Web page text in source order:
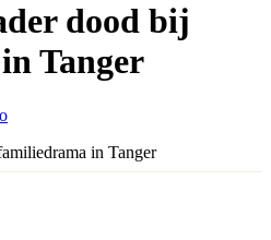
dood bij
Tanger